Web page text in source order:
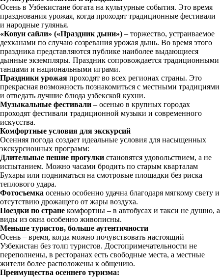
Осень в Узбекистане богата на культурные события. Это время
празднования урожая, когда проходят традиционные фестивали
и народные гулянья.
«Ковун сайли» («Праздник дыни») – торжество, устраиваемое
дехканами по случаю созревания урожая дынь. Во время этого
праздника представляются публике наиболее выдающиеся
дынные экземпляры. Праздник сопровождается традиционными
танцами и национальными играми.
Праздники урожая проходят во всех регионах страны. Это
прекрасная возможность познакомиться с местными традициями
и отведать лучшие блюда узбекской кухни.
Музыкальные фестивали – осенью в крупных городах
проходят фестивали традиционной музыки и современного
искусства.
Комфортные условия для экскурсий
Осенняя погода создает идеальные условия для насыщенных
экскурсионных программ:
Длительные пешие прогулки становятся удовольствием, а не
испытанием. Можно часами бродить по старым кварталам
Бухары или подниматься на смотровые площадки без риска
теплового удара.
Фотосъемка осенью особенно удачна благодаря мягкому свету и
отсутствию дрожащего от жары воздуха.
Поездки по стране комфортны – в автобусах и такси не душно, а
виды из окна особенно живописны.
Меньше туристов, больше аутентичности
Осень – время, когда можно почувствовать настоящий
Узбекистан без толп туристов. Достопримечательности не
переполнены, в ресторанах есть свободные места, а местные
жители более расположены к общению.
Преимущества осеннего туризма: